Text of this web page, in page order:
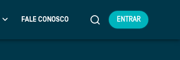
FALE CONOSCO ENTRAR